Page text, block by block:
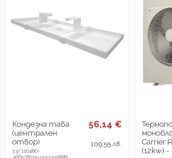
Кондезна тава
(централен
отвор)
13/110460-
56,14 €
109,55 лв.
Carrier
(12kw) -